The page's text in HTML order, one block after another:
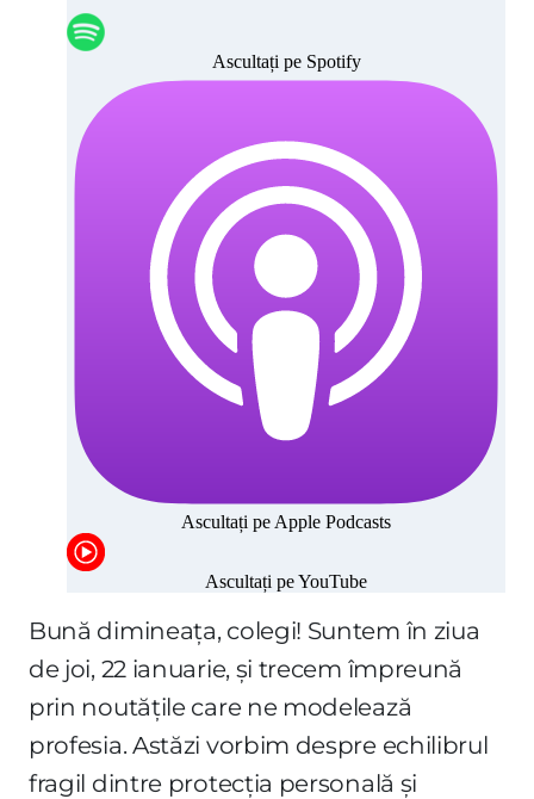
Bună dimineața, colegi! Suntem în ziua
de joi, 22 ianuarie, și trecem împreună
prin noutățile care ne modelează
profesia. Astăzi vorbim despre echilibrul
fragil dintre protecția personală și